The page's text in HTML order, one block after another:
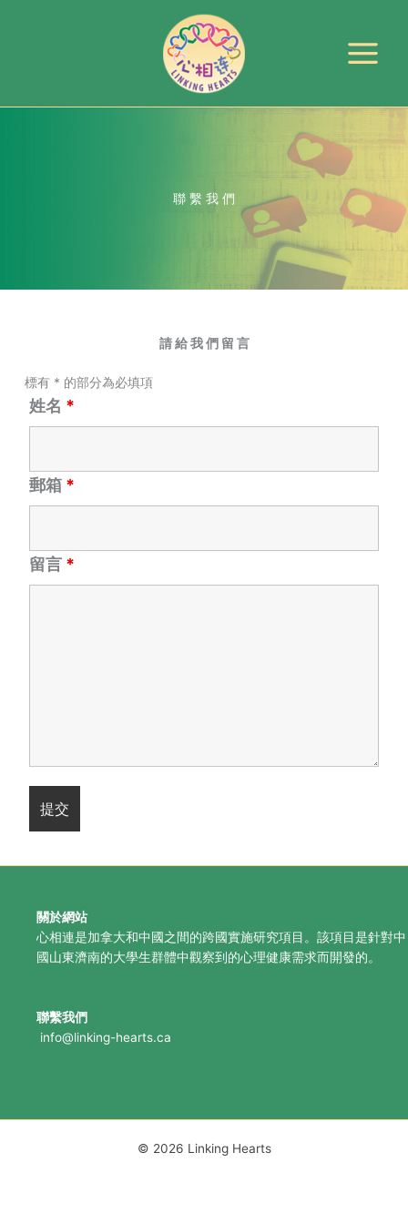
容
聯 繫 我 們
請 給 我 們 留 言
標有 * 的部分為必填項
姓名 *
郵箱 *
留言 *
關於網站
心相連是加拿大和中國之間的跨國實施研究項目。該項目是針對中
國山東濟南的大學生群體中觀察到的心理健康需求而開發的。
聯繫我們
info@linking-hearts.ca
© 2026 Linking Hearts